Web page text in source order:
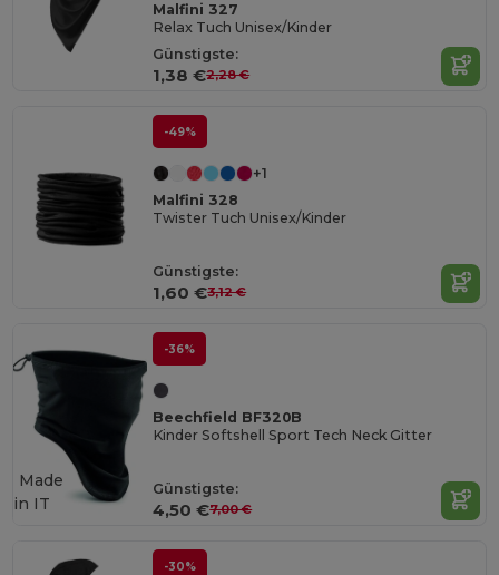
Malfini 327
Relax Tuch Unisex/Kinder
Günstigste:
1,38 €2,28 €
-49%
+1
Malfini 328
Twister Tuch Unisex/Kinder
Günstigste:
1,60 €3,12 €
-36%
Beechfield BF320B
Kinder Softshell Sport Tech Neck Gitter
Günstigste:
4,50 €7,00 €
Made
in IT
-30%